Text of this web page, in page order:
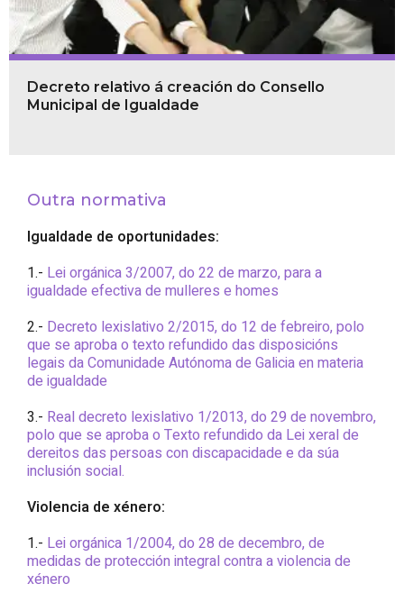
Decreto relativo á creación do Consello
Municipal de Igualdade
Outra normativa
Igualdade de oportunidades:
1.- Lei orgánica 3/2007, do 22 de marzo, para a
igualdade efectiva de mulleres e homes
2.- Decreto lexislativo 2/2015, do 12 de febreiro, polo
que se aproba o texto refundido das disposicións
legais da Comunidade Autónoma de Galicia en materia
de igualdade
3.- Real decreto lexislativo 1/2013, do 29 de novembro,
polo que se aproba o Texto refundido da Lei xeral de
dereitos das persoas con discapacidade e da súa
inclusión social.
Violencia de xénero:
1.- Lei orgánica 1/2004, do 28 de decembro, de
medidas de protección integral contra a violencia de
xénero